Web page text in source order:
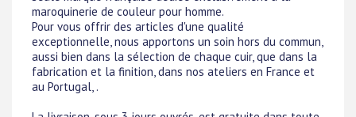
maroquinerie de couleur pour homme.
Pour vous offrir des articles d'une qualité
exceptionnelle, nous apportons un soin hors du commun,
aussi bien dans la sélection de chaque cuir, que dans la
fabrication et la finition, dans nos ateliers en France et
au Portugal, .